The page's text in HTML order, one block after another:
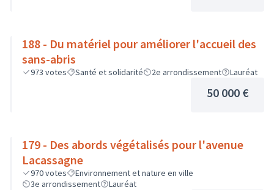
188 - Du matériel pour améliorer l'accueil des
sans-abris
973 votes Santé et solidarité 2e arrondissement Lauréat
50 000 €
179 - Des abords végétalisés pour l'avenue
Lacassagne
970votes
Environnement et nature en ville
3e arrondissement
Lauréat